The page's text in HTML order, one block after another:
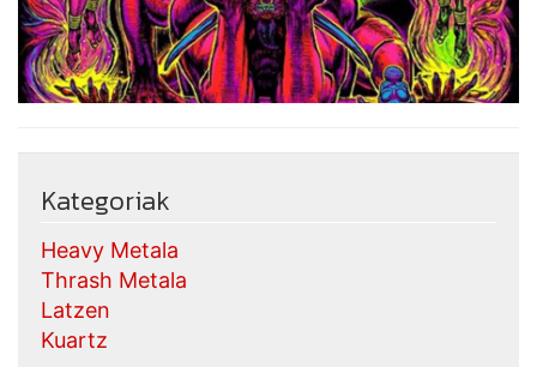
Kategoriak
Heavy Metala
Thrash Metala
Latzen
Kuartz